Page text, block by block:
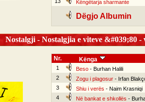
Këngëtarja sharmante
Dëgjo Albumin
Nostalgji - Nostalgjia e viteve &#039;80 -
Nr. Kënga
1 Beso- Burhan Halili
2
Zogu i plagosur- Irfan
3
Shiu i verës - Naim Krasniqi
4
Në bankat e shkollës -